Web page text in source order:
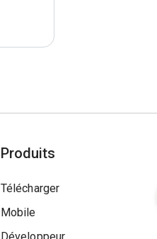
Produits
Télécharger
Mobile